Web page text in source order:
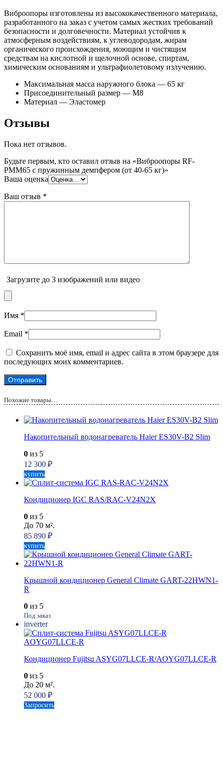
Виброопоры изготовлены из высококачественного материала,
разработанного на заказ с учетом самых жестких требований
безопасности и долговечности. Материал устойчив к
атмосферным воздействиям, к углеводородам, жирам
органического происхождения, моющим и чистящим
средствам на кислотной и щелочной основе, спиртам,
химическим основаниям и ультрафиолетовому излучению.
Максимальная масса наружного блока — 65 кг
Присоединительный размер — М8
Материал — Эластомер
Отзывы
Пока нет отзывов.
Будьте первым, кто оставил отзыв на «Виброопоры RF-
PMM65 с пружинным демпфером (от 40-65 кг)»
Ваша оценка
Ваш отзыв *
Загрузите до 3 изображений или видео
Имя *
Email *
Сохранить моё имя, email и адрес сайта в этом браузере для
последующих моих комментариев.
Похожие товары…
Накопительный водонагреватель Haier ES30V-B2 Slim
0 из 5
12 300 ₽
купить
Кондиционер IGC RAS/RAC-V24N2X
0 из 5
До 70 м².
85 890 ₽
купить
Крышной кондиционер General Climate GART-22HWN1-
R
0 из 5
Под заказ
inverter
Кондиционер Fujitsu ASYG07LLCE-R/AOYG07LLCE-R
0 из 5
До 20 м².
52 000 ₽
Запросить